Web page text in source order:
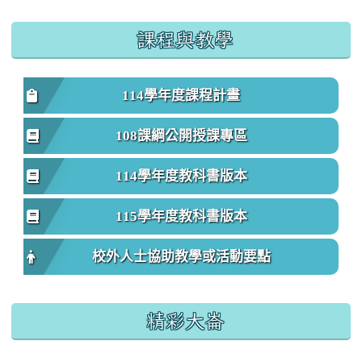
課程與教學
114學年度課程計畫
108課綱公開授課專區
114學年度教科書版本
115學年度教科書版本
校外人士協助教學或活動要點
精彩大崙